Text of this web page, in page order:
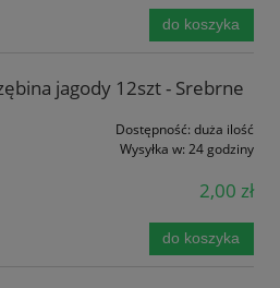
do koszyka
jagody 12szt - Srebrne
Dostępność: duża ilość
Wysyłka w: 24 godziny
2,00 zł
do koszyka